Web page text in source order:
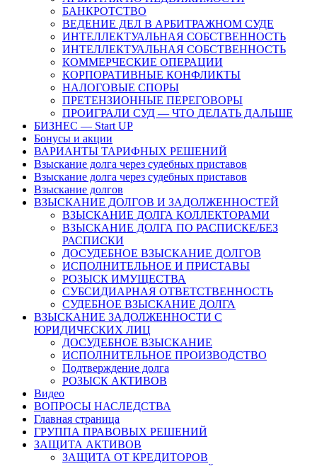
БАНКРОТСТВО
ВЕДЕНИЕ ДЕЛ В АРБИТРАЖНОМ СУДЕ
ИНТЕЛЛЕКТУАЛЬНАЯ СОБСТВЕННОСТЬ
ИНТЕЛЛЕКТУАЛЬНАЯ СОБСТВЕННОСТЬ
КОММЕРЧЕСКИЕ ОПЕРАЦИИ
КОРПОРАТИВНЫЕ КОНФЛИКТЫ
НАЛОГОВЫЕ СПОРЫ
ПРЕТЕНЗИОННЫЕ ПЕРЕГОВОРЫ
ПРОИГРАЛИ СУД — ЧТО ДЕЛАТЬ ДАЛЬШЕ
БИЗНЕС — Start UP
Бонусы и акции
ВАРИАНТЫ ТАРИФНЫХ РЕШЕНИЙ
Взыскание долга через судебных приставов
Взыскание долга через судебных приставов
Взыскание долгов
ВЗЫСКАНИЕ ДОЛГОВ И ЗАДОЛЖЕННОСТЕЙ
ВЗЫСКАНИЕ ДОЛГА КОЛЛЕКТОРАМИ
ВЗЫСКАНИЕ ДОЛГА ПО РАСПИСКЕ/БЕЗ
РАСПИСКИ
ДОСУДЕБНОЕ ВЗЫСКАНИЕ ДОЛГОВ
ИСПОЛНИТЕЛЬНОЕ И ПРИСТАВЫ
РОЗЫСК ИМУЩЕСТВА
СУБСИДИАРНАЯ ОТВЕТСТВЕННОСТЬ
СУДЕБНОЕ ВЗЫСКАНИЕ ДОЛГА
ВЗЫСКАНИЕ ЗАДОЛЖЕННОСТИ С
ЮРИДИЧЕСКИХ ЛИЦ
ДОСУДЕБНОЕ ВЗЫСКАНИЕ
ИСПОЛНИТЕЛЬНОЕ ПРОИЗВОДСТВО
Подтверждение долга
РОЗЫСК АКТИВОВ
Видео
ВОПРОСЫ НАСЛЕДСТВА
Главная страница
ГРУППА ПРАВОВЫХ РЕШЕНИЙ
ЗАЩИТА АКТИВОВ
ЗАЩИТА ОТ КРЕДИТОРОВ